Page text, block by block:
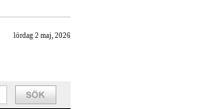
lördag 2 maj, 2026